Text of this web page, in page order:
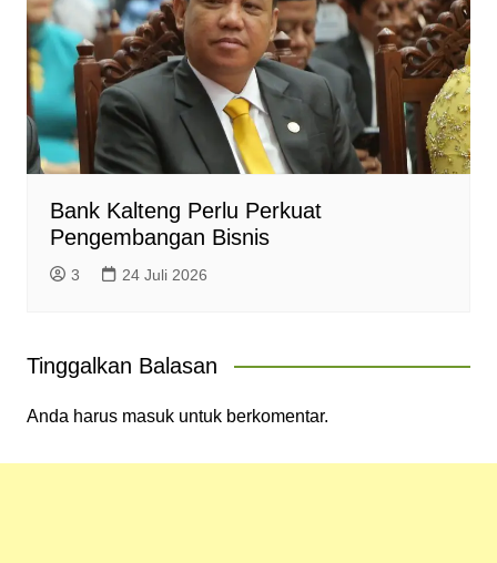
Bank Kalteng Perlu Perkuat
Pengembangan Bisnis
3 24 Juli 2026
Tinggalkan Balasan
Anda harus masukuntuk berkomentar.